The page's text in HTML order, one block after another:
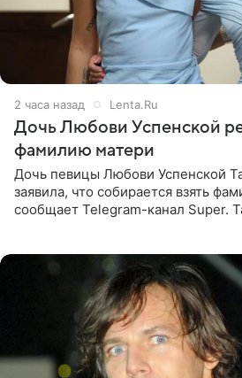
2 часа назад Lenta.Ru
Дочь Любови Успенской
фамилию матери
Дочь певицы Любови Успенской
заявила, что собирается взять
сообщает Telegram-канал Super.